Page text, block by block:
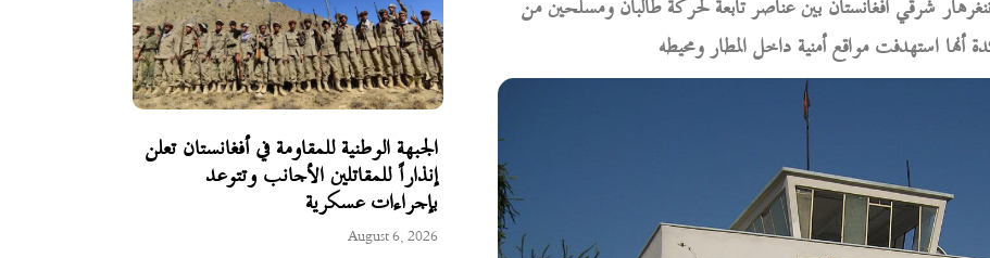
الجبهة الوطنية للمقاومة في أفغانستان تعلن
إنذاراً للمقاتلين الأجانب وتتوعد
بإجراءات عسكرية
August 6, 2026
شرقي أفغانستان بين عناصر تابعة لحركة طالبان ومسلحين من
استهدفت مواقع أمنية داخل المطار ومحيطه